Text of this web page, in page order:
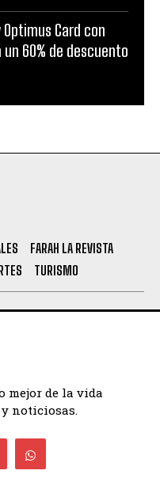
Card con
60% de descuento
FARAH LA REVISTA
TURISMO
mejor de la vida
noticiosas.